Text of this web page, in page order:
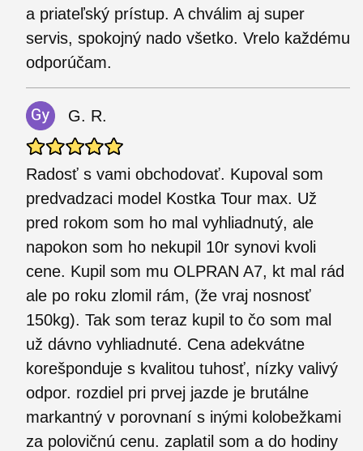
a priateľský prístup. A chválim aj super
servis, spokojný nado všetko. Vrelo každému
odporúčam.
G. R.
Radosť s vami obchodovať. Kupoval som
predvadzaci model Kostka Tour max. Už
pred rokom som ho mal vyhliadnutý, ale
napokon som ho nekupil 10r synovi kvoli
cene. Kupil som mu OLPRAN A7, kt mal rád
ale po roku zlomil rám, (že vraj nosnosť
150kg). Tak som teraz kupil to čo som mal
už dávno vyhliadnuté. Cena adekvátne
korešponduje s kvalitou tuhosť, nízky valivý
odpor. rozdiel pri prvej jazde je brutálne
markantný v porovnaní s inými kolobežkami
za polovičnú cenu. zaplatil som a do hodiny